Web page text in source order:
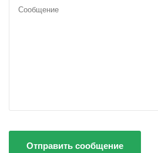
Отправить сообщение